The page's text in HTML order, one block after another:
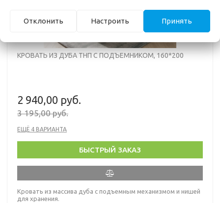
КРОВАТЬ ИЗ ДУБА ТНП С ПОДЪЕМНИКОМ, 160*200
2 940,00 руб.
3 195,00 руб.
ЕЩЁ 4 ВАРИАНТА
БЫСТРЫЙ ЗАКАЗ
Кровать из массива дуба с подъемным механизмом и нишей
для хранения.
Отклонить Настроить Принять